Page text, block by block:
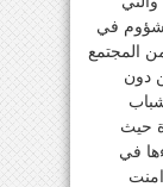
في
المجتمع
دون
حيث
في